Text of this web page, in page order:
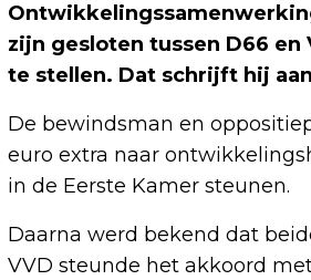
zijn gesloten tussen D66
te stellen. Dat schrijft hij
De bewindsman en
euro extra naar
in de Eerste Kamer steunen.
Daarna werd bekend dat
VVD steunde het akkoord